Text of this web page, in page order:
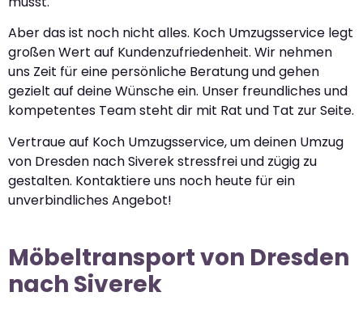
Aber das ist noch nicht alles. Koch Umzugsservice legt
großen Wert auf Kundenzufriedenheit. Wir nehmen
uns Zeit für eine persönliche Beratung und gehen
gezielt auf deine Wünsche ein. Unser freundliches und
kompetentes Team steht dir mit Rat und Tat zur Seite.
Vertraue auf Koch Umzugsservice, um deinen Umzug
von Dresden nach Siverek stressfrei und zügig zu
gestalten. Kontaktiere uns noch heute für ein
unverbindliches Angebot!
Möbeltransport von Dresden
nach Siverek